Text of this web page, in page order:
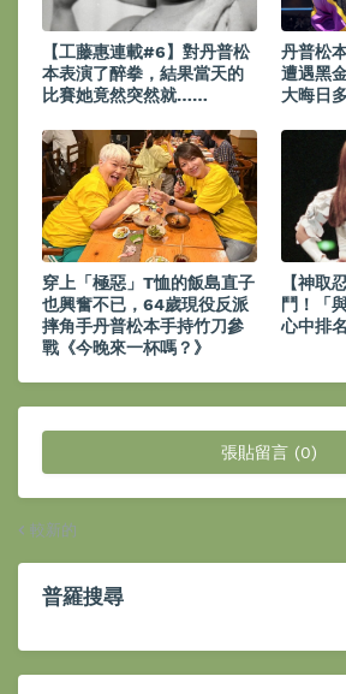
【工藤惠連載#6】對丹普松
本表演了醉拳，結果當天的
比賽她竟然突然就……
丹普松
遭遇黑
大晦日
穿上「極惡」T恤的飯島直子
也興奮不已，64歲現役反派
摔角手丹普松本手持竹刀參
戰《今晚來一杯嗎？》
【神取
鬥！「
心中排
張貼留言 (0)
較新的
普羅搜尋